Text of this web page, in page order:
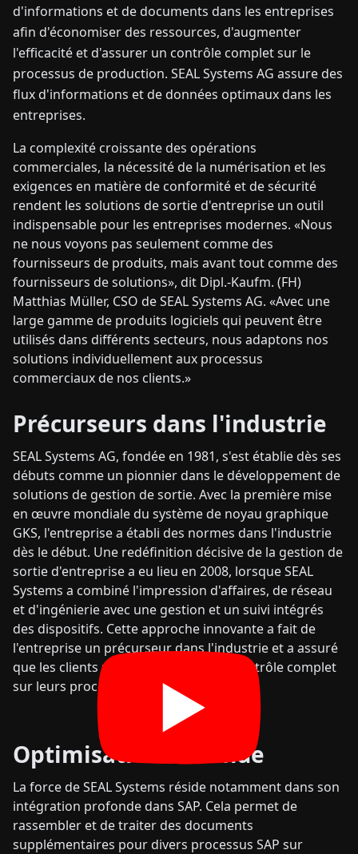
d'informations et de documents dans les entreprises
afin d'économiser des ressources, d'augmenter
l'efficacité et d'assurer un contrôle complet sur le
processus de production. SEAL Systems AG assure des
flux d'informations et de données optimaux dans les
entreprises.
La complexité croissante des opérations
commerciales, la nécessité de la numérisation et les
exigences en matière de conformité et de sécurité
rendent les solutions de sortie d'entreprise un outil
indispensable pour les entreprises modernes. «Nous
ne nous voyons pas seulement comme des
fournisseurs de produits, mais avant tout comme des
fournisseurs de solutions», dit Dipl.-Kaufm. (FH)
Matthias Müller, CSO de SEAL Systems AG. «Avec une
large gamme de produits logiciels qui peuvent être
utilisés dans différents secteurs, nous adaptons nos
solutions individuellement aux processus
commerciaux de nos clients.»
Précurseurs dans l'industrie
SEAL Systems AG, fondée en 1981, s'est établie dès ses
débuts comme un pionnier dans le développement de
solutions de gestion de sortie. Avec la première mise
en œuvre mondiale du système de noyau graphique
GKS, l'entreprise a établi des normes dans l'industrie
dès le début. Une redéfinition décisive de la gestion de
sortie d'entreprise a eu lieu en 2008, lorsque SEAL
Systems a combiné l'impression d'affaires, de réseau
et d'ingénierie avec une gestion et un suivi intégrés
des dispositifs. Cette approche innovante a fait de
l'entreprise un précurseur dans l'industrie et a assuré
que les clients pouvaient obtenir un contrôle complet
sur leurs processus de sortie.
Optimisation continue
La force de SEAL Systems réside notamment dans son
intégration profonde dans SAP. Cela permet de
rassembler et de traiter des documents
supplémentaires pour divers processus SAP sur